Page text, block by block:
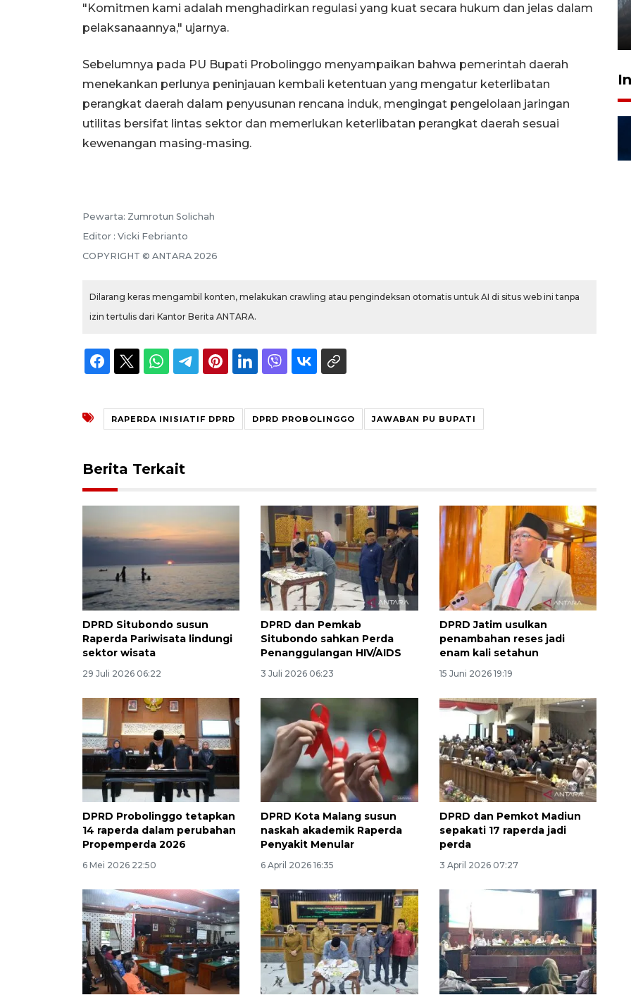
"Komitmen kami adalah menghadirkan regulasi yang kuat secara hukum dan jelas dalam
pelaksanaannya," ujarnya.
Sebelumnya pada PU Bupati Probolinggo menyampaikan bahwa pemerintah daerah
menekankan perlunya peninjauan kembali ketentuan yang mengatur keterlibatan
perangkat daerah dalam penyusunan rencana induk, mengingat pengelolaan jaringan
utilitas bersifat lintas sektor dan memerlukan keterlibatan perangkat daerah sesuai
kewenangan masing-masing.
Pewarta: Zumrotun Solichah
Editor : Vicki Febrianto
COPYRIGHT © ANTARA 2026
Dilarang keras mengambil konten, melakukan crawling atau pengindeksan otomatis untuk AI di situs web ini tanpa
izin tertulis dari Kantor Berita ANTARA.
RAPERDA INISIATIF DPRD DPRD PROBOLINGGO JAWABAN PU BUPATI
Berita Terkait
DPRD Situbondo susun
Raperda Pariwisata lindungi
sektor wisata
29 Juli 2026 06:22
DPRD dan Pemkab
Situbondo sahkan Perda
Penanggulangan HIV/AIDS
3 Juli 2026 06:23
DPRD Jatim usulkan
penambahan reses jadi
enam kali setahun
15 Juni 2026 19:19
DPRD Probolinggo tetapkan
14 raperda dalam perubahan
Propemperda 2026
6 Mei 2026 22:50
DPRD Kota Malang susun
naskah akademik Raperda
Penyakit Menular
6 April 2026 16:35
DPRD dan Pemkot Madiun
sepakati 17 raperda jadi
perda
3 April 2026 07:27
kebakaran Bromo
Layanan haji Indonesia
semakin memuaskan
2026-08-08 15:00:00